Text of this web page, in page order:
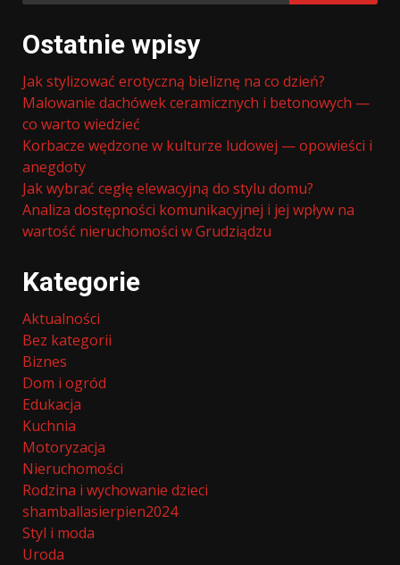
Ostatnie wpisy
Jak stylizować erotyczną bieliznę na co dzień?
Malowanie dachówek ceramicznych i betonowych —
co warto wiedzieć
Korbacze wędzone w kulturze ludowej — opowieści i
anegdoty
Jak wybrać cegłę elewacyjną do stylu domu?
Analiza dostępności komunikacyjnej i jej wpływ na
wartość nieruchomości w Grudziądzu
Kategorie
Aktualności
Bez kategorii
Biznes
Dom i ogród
Edukacja
Kuchnia
Motoryzacja
Nieruchomości
Rodzina i wychowanie dzieci
shamballasierpien2024
Styl i moda
Uroda